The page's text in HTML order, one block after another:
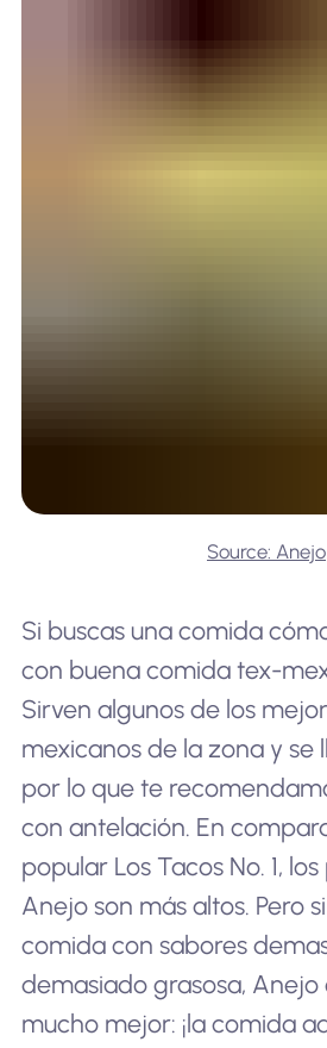
Source: Anejo
Si buscas una comida
con buena comida tex-
Sirven algunos de los
mexicanos de la zona y se
por lo que te
con antelación. En
popular Los Tacos No. 1,
Anejo son más altos. Pero
comida con sabores
demasiado grasosa, Anejo
mucho mejor: ¡la comida